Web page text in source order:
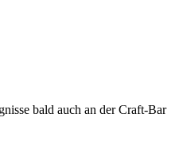
bald auch an der Craft-Bar